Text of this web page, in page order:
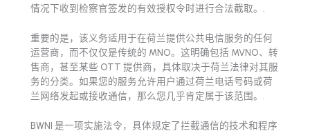
情况下收到检察官签发的有效授权令时进行合法截取。.
重要的是，该义务适用于在荷兰提供公共电信服务的任何
运营商，而不仅仅是传统的 MNO。这明确包括 MVNO、转
售商，甚至某些 OTT 提供商，具体取决于荷兰法律对其服
务的分类。如果您的服务允许用户通过荷兰电话号码或荷
兰网络发起或接收通信，那么您几乎肯定属于该范围。.
BWNI 是一项实施法令，具体规定了拦截通信的技术和程序